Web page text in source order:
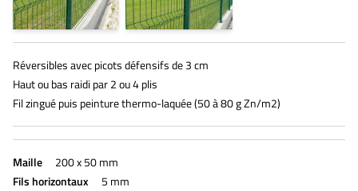
Réversibles avec picots défensifs de 3 cm
Haut ou bas raidi par 2 ou 4 plis
Fil zingué puis peinture thermo-laquée (50 à 80 g Zn/m2)
Maille
200 x 50 mm
Fils horizontaux
5 mm